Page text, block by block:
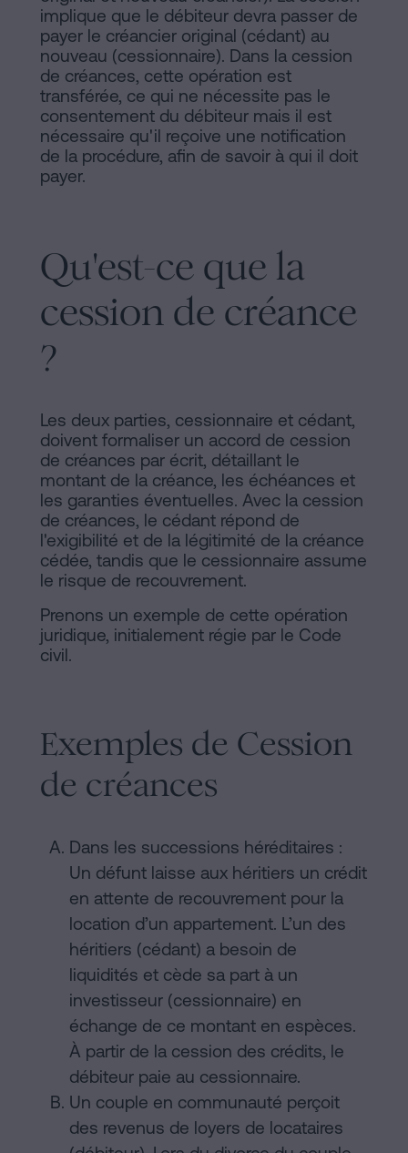
implique que le débiteur devra passer de
payer le créancier original (cédant) au
nouveau (cessionnaire). Dans la cession
de créances, cette opération est
transférée, ce qui ne nécessite pas le
consentement du débiteur mais il est
nécessaire qu'il reçoive une notification
de la procédure, afin de savoir à qui il doit
payer.
Qu'est-ce que la
cession de créance
?
Les deux parties, cessionnaire et cédant,
doivent formaliser un accord de cession
de créances par écrit, détaillant le
montant de la créance, les échéances et
les garanties éventuelles. Avec la cession
de créances, le cédant répond de
l'exigibilité et de la légitimité de la créance
cédée, tandis que le cessionnaire assume
le risque de recouvrement.
Prenons un exemple de cette opération
juridique, initialement régie par le Code
civil.
Exemples de Cession
de créances
Dans les successions héréditaires :
Un défunt laisse aux héritiers un crédit
en attente de recouvrement pour la
location d’un appartement. L’un des
héritiers (cédant) a besoin de
liquidités et cède sa part à un
investisseur (cessionnaire) en
échange de ce montant en espèces.
À partir de la cession des crédits, le
débiteur paie au cessionnaire.
Un couple en communauté perçoit
des revenus de loyers de locataires